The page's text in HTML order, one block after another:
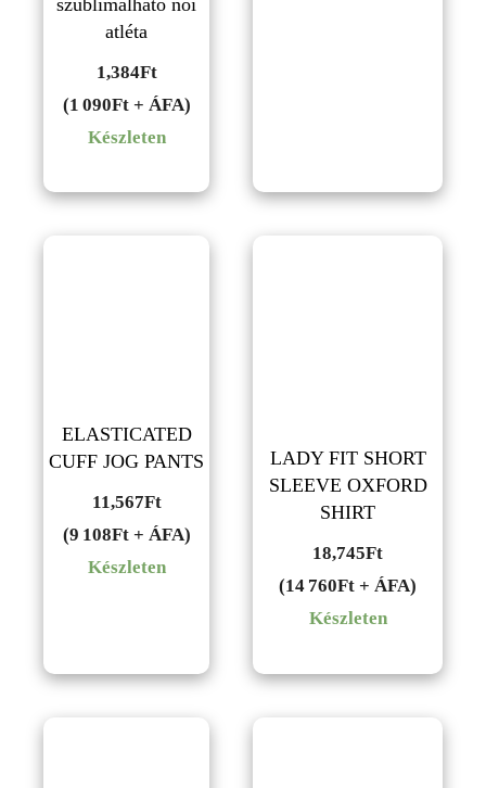
atléta
1,384Ft
(1 090Ft + ÁFA)
Készleten
ELASTICATED
CUFF JOG PANTS
11,567Ft
(9 108Ft + ÁFA)
Készleten
LADY FIT SHORT
SLEEVE OXFORD
SHIRT
18,745Ft
(14 760Ft + ÁFA)
Készleten